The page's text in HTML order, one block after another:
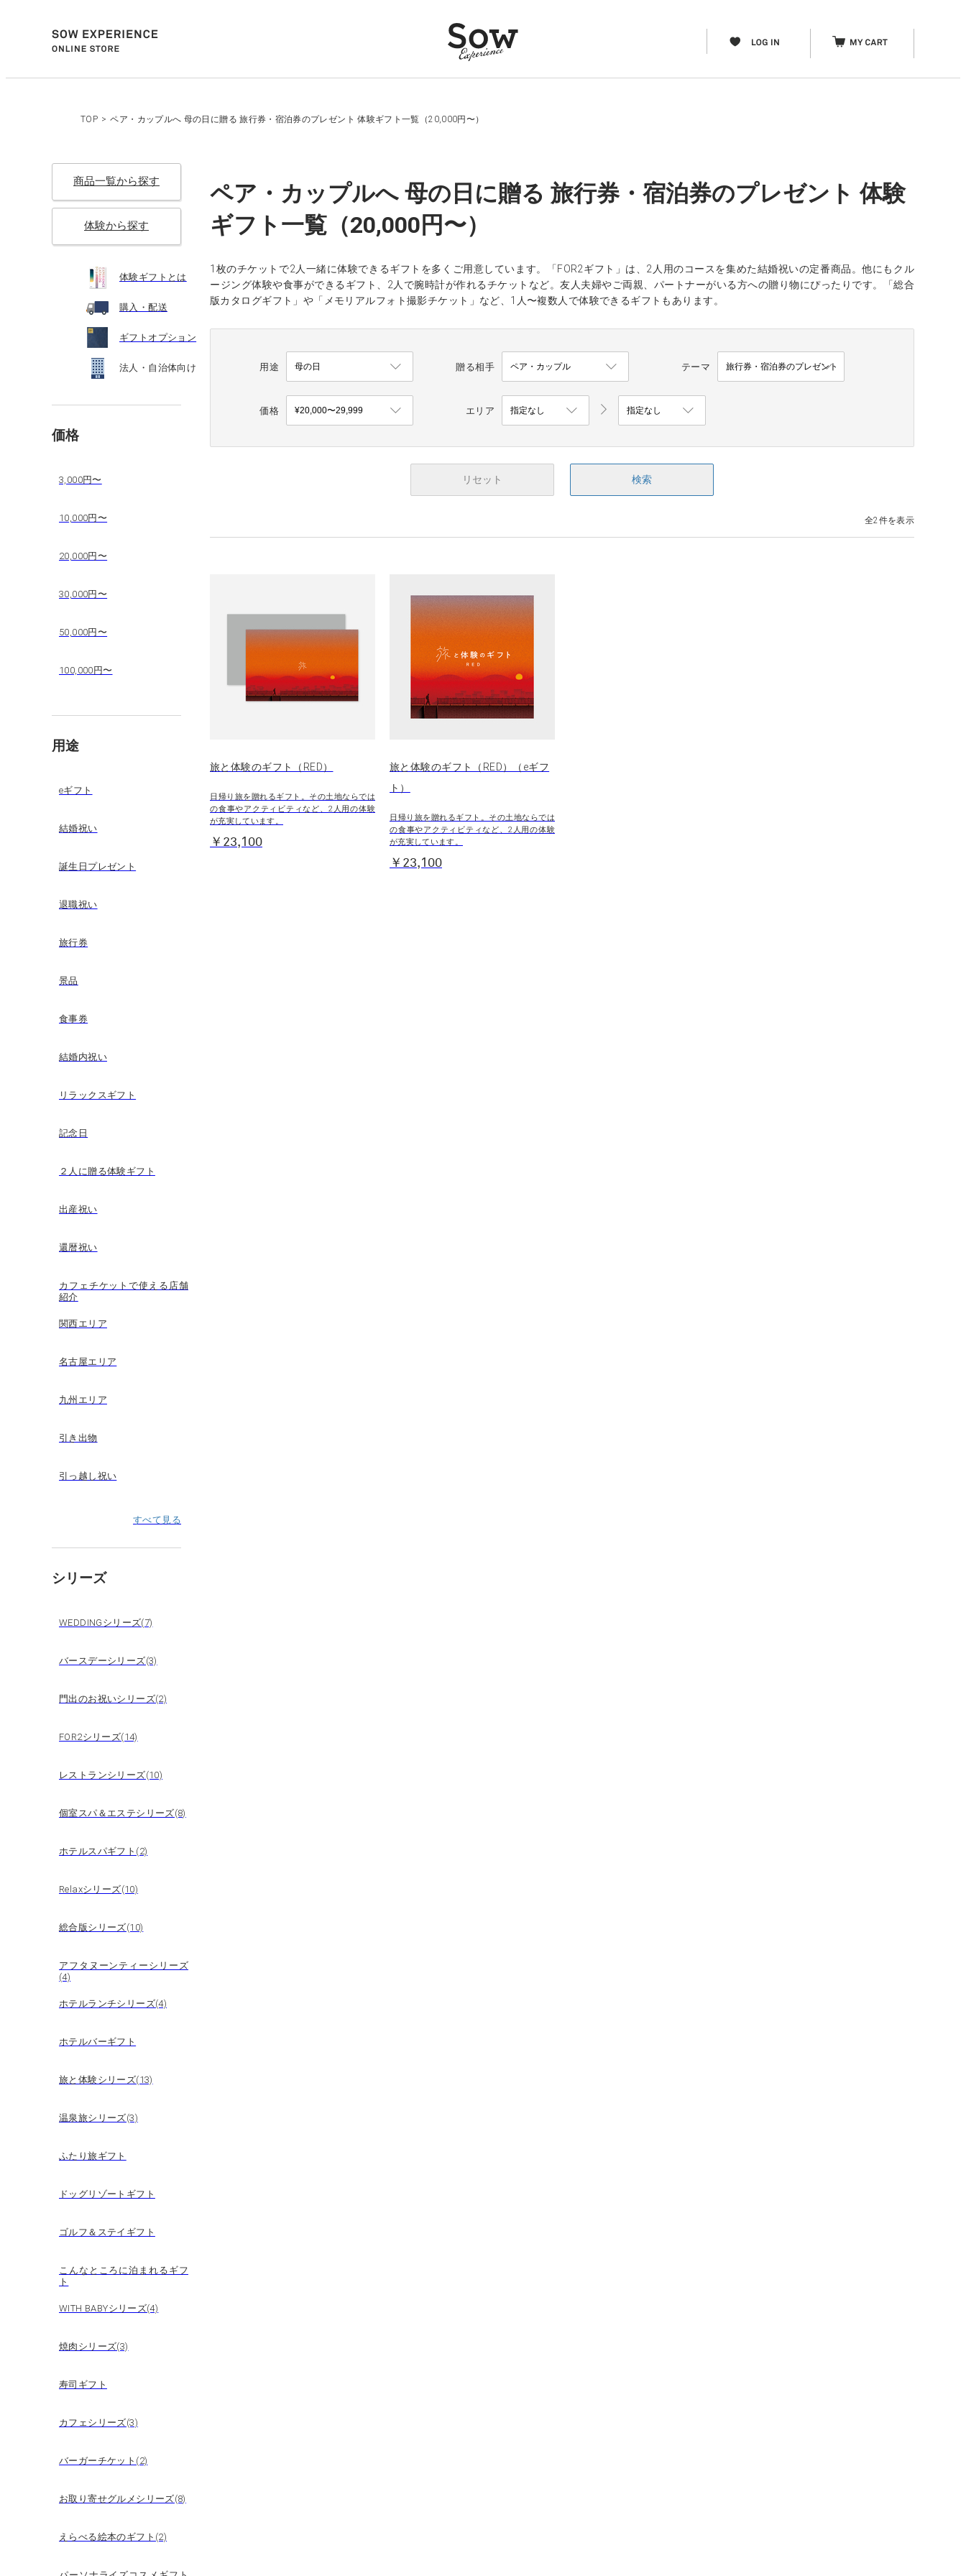
TOP > ペア・カップルへ 母の日に贈る 旅行券・宿泊券のプレゼント 体験ギフト一覧（20,000円〜）
商品一覧から探す
体験から探す
体験ギフトとは
購入・配送
ギフトオプション
法人・自治体向け
価格
3,000円〜
10,000円〜
20,000円〜
30,000円〜
50,000円〜
100,000円〜
用途
eギフト
結婚祝い
誕生日プレゼント
退職祝い
旅行券
景品
食事券
結婚内祝い
リラックスギフト
記念日
２人に贈る体験ギフト
出産祝い
還暦祝い
カフェチケットで使える店舗
紹介
関西エリア
名古屋エリア
九州エリア
引き出物
引っ越し祝い
すべて見る
シリーズ
WEDDINGシリーズ(7)
バースデーシリーズ(3)
門出のお祝いシリーズ(2)
FOR2シリーズ(14)
レストランシリーズ(10)
個室スパ＆エステシリーズ(8)
ホテルスパギフト(2)
Relaxシリーズ(10)
総合版シリーズ(10)
アフタヌーンティーシリーズ
(4)
ホテルランチシリーズ(4)
ホテルバーギフト
旅と体験シリーズ(13)
温泉旅シリーズ(3)
ふたり旅ギフト
ドッグリゾートギフト
ゴルフ＆ステイギフト
こんなところに泊まれるギフ
ト
WITH BABYシリーズ(4)
焼肉シリーズ(3)
寿司ギフト
カフェシリーズ(3)
バーガーチケット(2)
お取り寄せグルメシリーズ(8)
えらべる絵本のギフト(2)
ペア・カップルへ 母の日に贈る 旅行券・宿泊券のプレゼント 体験
ギフト一覧（20,000円〜）
1枚のチケットで2人一緒に体験できるギフトを多くご用意しています。「FOR2ギフト」は、2人用のコースを集めた結婚祝いの定番商品。他にもクル
ージング体験や食事ができるギフト、2人で腕時計が作れるチケットなど。友人夫婦やご両親、パートナーがいる方への贈り物にぴったりです。「総合
版カタログギフト」や「メモリアルフォト撮影チケット」など、1人〜複数人で体験できるギフトもあります。
用途 贈る相手 テーマ
価格 エリア
リセット 検索
全2件を表示
旅と体験のギフト（RED）
日帰り旅を贈れるギフト。その土地ならでは
の食事やアクティビティなど、2人用の体験
が充実しています。
￥23,100
旅と体験のギフト（RED）（eギフ
ト）
日帰り旅を贈れるギフト。その土地ならでは
の食事やアクティビティなど、2人用の体験
が充実しています。
￥23,100